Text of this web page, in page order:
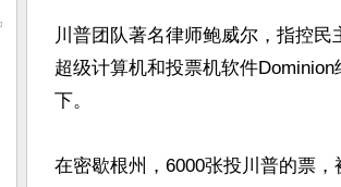
川普团队著名律师鲍威尔，指控
超级计算机和投票机软件
下。
在密歇根州，6000张投川普的票